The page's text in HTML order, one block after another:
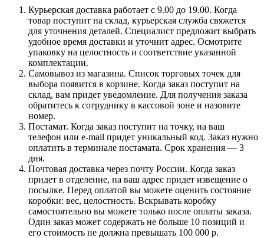
Курьерская доставка работает с 9.00 до 19.00. Когда
товар поступит на склад, курьерская служба свяжется
для уточнения деталей. Специалист предложит выбрать
удобное время доставки и уточнит адрес. Осмотрите
упаковку на целостность и соответствие указанной
комплектации.
Самовывоз из магазина. Список торговых точек для
выбора появится в корзине. Когда заказ поступит на
склад, вам придет уведомление. Для получения заказа
обратитесь к сотруднику в кассовой зоне и назовите
номер.
Постамат. Когда заказ поступит на точку, на ваш
телефон или e-mail придет уникальный код. Заказ нужно
оплатить в терминале постамата. Срок хранения — 3
дня.
Почтовая доставка через почту России. Когда заказ
придет в отделение, на ваш адрес придет извещение о
посылке. Перед оплатой вы можете оценить состояние
коробки: вес, целостность. Вскрывать коробку
самостоятельно вы можете только после оплаты заказа.
Один заказ может содержать не больше 10 позиций и
его стоимость не должна превышать 100 000 р.